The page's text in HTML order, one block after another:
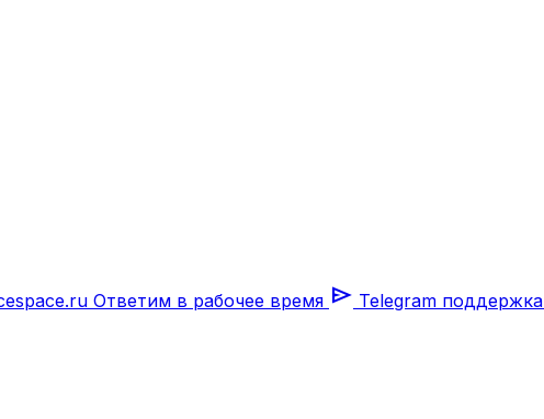
Ответим в рабочее время send Telegram поддержка